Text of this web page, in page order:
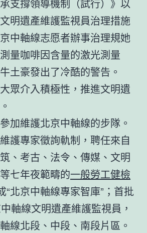
支撐領導機制（試行）》以
明遺產維護監視員治理措施
京中軸線志愿者辦事治理規她
量咖啡因含量的激光測量
土豪發出了冷酷的警告。
眾介入積極性，推進文明遺
加維護北京中軸線的步隊。
護專家徵詢軌制，聘任來自
、考古、法令、傳媒、文明
七年夜範疇的一般勞工健檢
“北京中軸線專家智庫”；首批
軸線文明遺產維護監視員，
線北段、中段、南段片區。